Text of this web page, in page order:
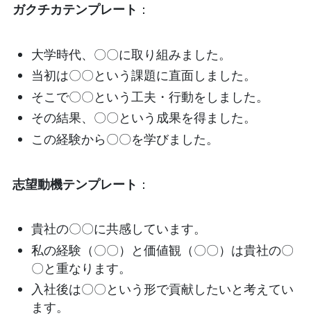
ガクチカテンプレート ：
大学時代、〇〇に取り組みました。
当初は〇〇という課題に直面しました。
そこで〇〇という工夫・行動をしました。
その結果、〇〇という成果を得ました。
この経験から〇〇を学びました。
志望動機テンプレート ：
貴社の〇〇に共感しています。
私の経験（〇〇）と価値観（〇〇）は貴社の〇
〇と重なります。
入社後は〇〇という形で貢献したいと考えてい
ます。